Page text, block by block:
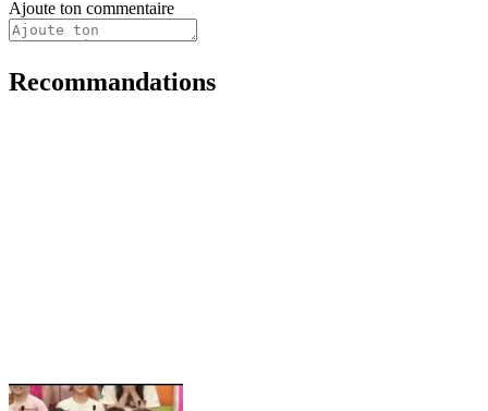
Ajoute ton commentaire
Recommandations